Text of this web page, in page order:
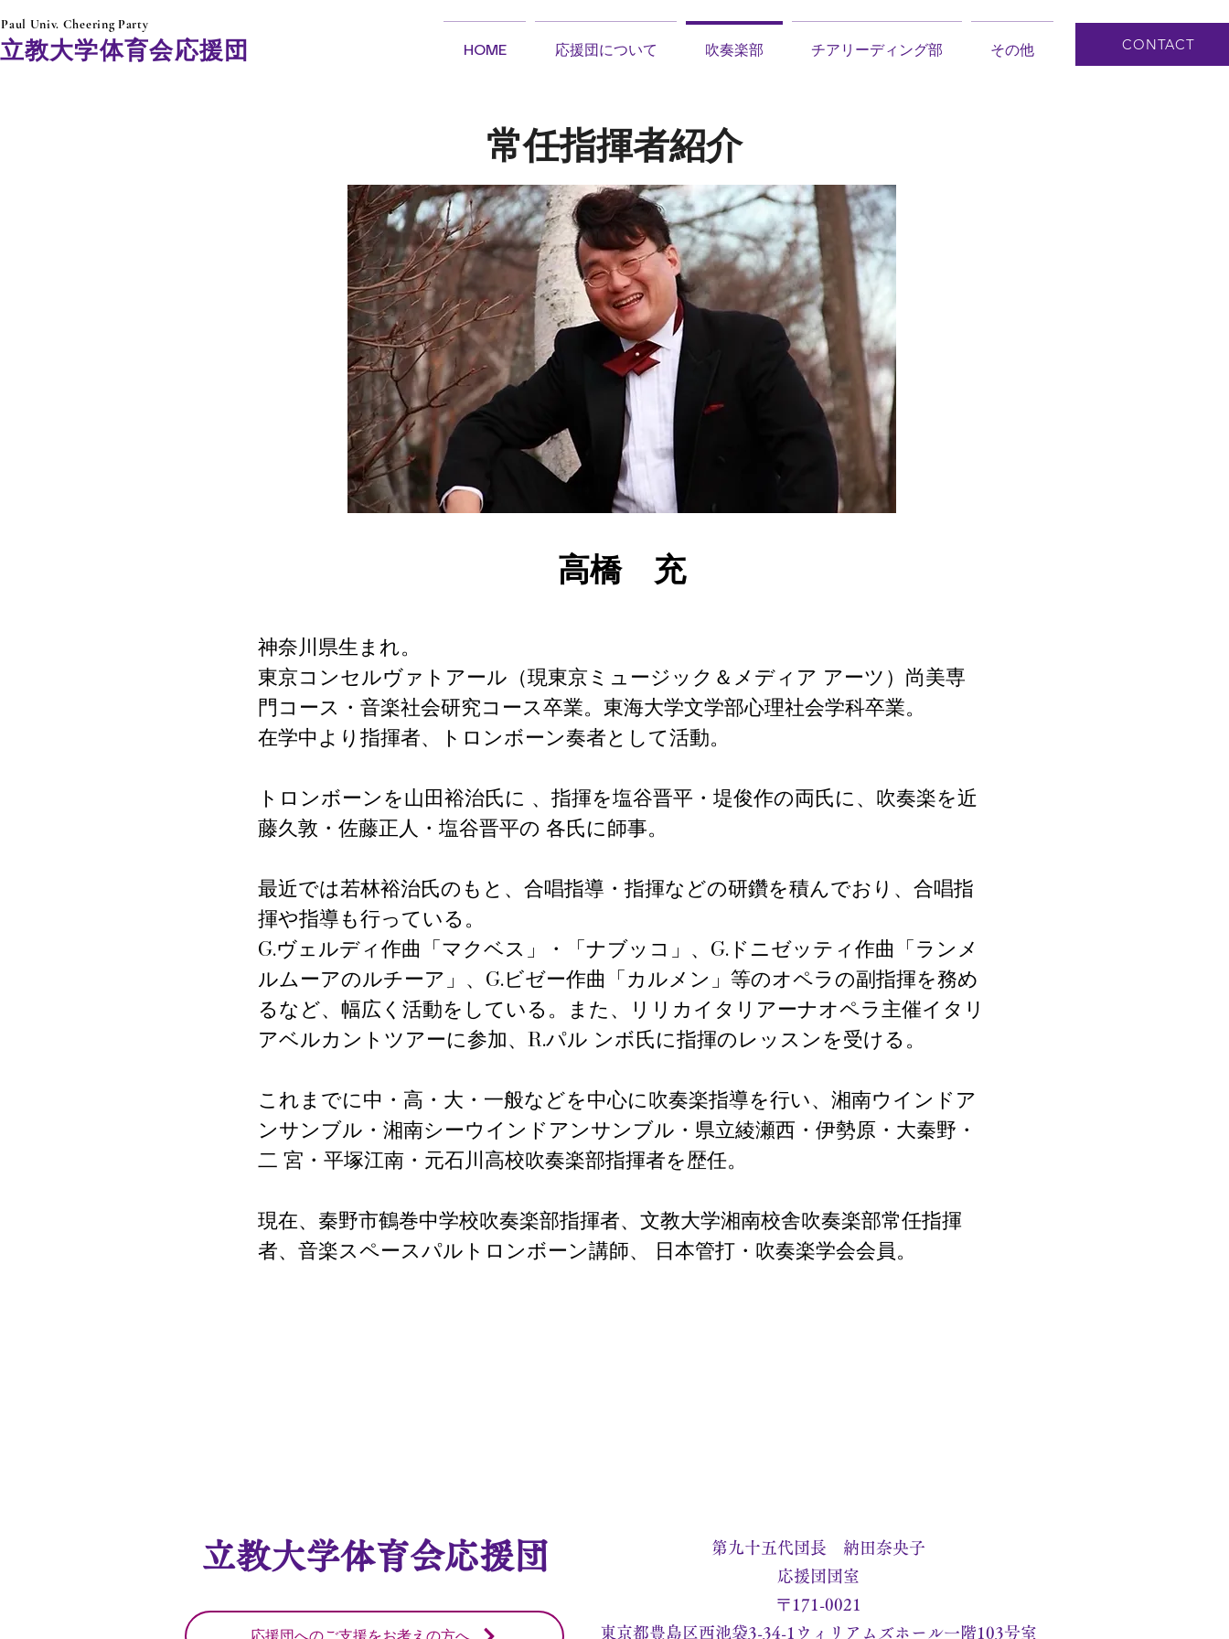
Univ. Cheering Party
​立教大学体育会応援団 HOME 応援団について 吹奏楽部 チアリーディング部 その他 CONTACT
​常任指揮者紹介
神奈川県生まれ。
東京コンセルヴァトアール（現東京ミュージック＆メディア アーツ）尚美専
門コース・音楽社会研究コース卒業。東海大学文学部心理社会学科卒業。
在学中より指揮者、トロンボーン奏者として活動。
トロンボーンを山田裕治氏に 、指揮を塩谷晋平・堤俊作の両氏に、吹奏楽を近
藤久敦・佐藤正人・塩谷晋平の 各氏に師事。
最近では若林裕治氏のもと、合唱指導・指揮などの研鑽を積んでおり、合唱指
揮や指導も行っている。
G.ヴェルディ作曲「マクベス」・「ナブッコ」、G.ドニゼッティ作曲「ランメ
ルムーアのルチーア」、G.ビゼー作曲「カルメン」等のオペラの副指揮を務め
るなど、幅広く活動をしている。また、リリカイタリアーナオペラ主催イタリ
アベルカントツアーに参加、R.パル ンボ氏に指揮のレッスンを受ける。
これまでに中・高・大・一般などを中心に吹奏楽指導を行い、湘南ウインドア
ンサンブル・湘南シーウインドアンサンブル・県立綾瀬西・伊勢原・大秦野・
二 宮・平塚江南・元石川高校吹奏楽部指揮者を歴任。
現在、秦野市鶴巻中学校吹奏楽部指揮者、文教大学湘南校舎吹奏楽部常任指揮
者、音楽スペースパルトロンボーン講師、 日本管打・吹奏楽学会会員。
​高橋 充
​立教大学体育会応援団
応援団へのご支援をお考えの方へ
第九十五代団長 納田奈央子
応援団団室
〒171-0021
東京都豊島区西池袋3-34-1ウィリアムズホール一階103号室